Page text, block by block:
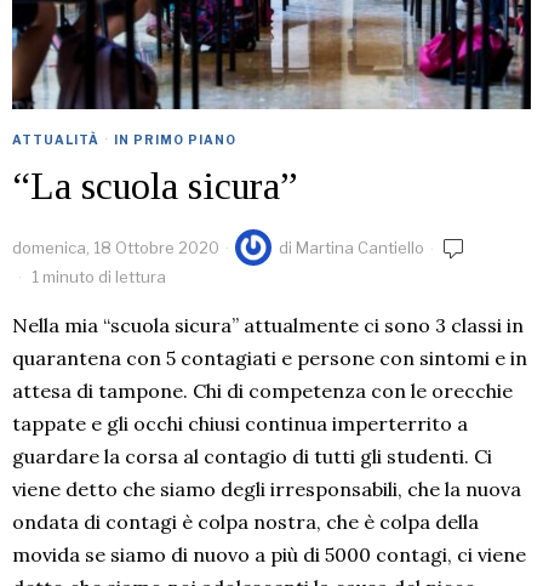
ATTUALITÀ · IN PRIMO PIANO
“La scuola sicura”
domenica, 18 Ottobre 2020 di Martina Cantiello
1 minuto di lettura
Nella mia “scuola sicura” attualmente ci sono 3 classi in
quarantena con 5 contagiati e persone con sintomi e in
attesa di tampone. Chi di competenza con le orecchie
tappate e gli occhi chiusi continua imperterrito a
guardare la corsa al contagio di tutti gli studenti. Ci
viene detto che siamo degli irresponsabili, che la nuova
ondata di contagi è colpa nostra, che è colpa della
movida se siamo di nuovo a più di 5000 contagi, ci viene